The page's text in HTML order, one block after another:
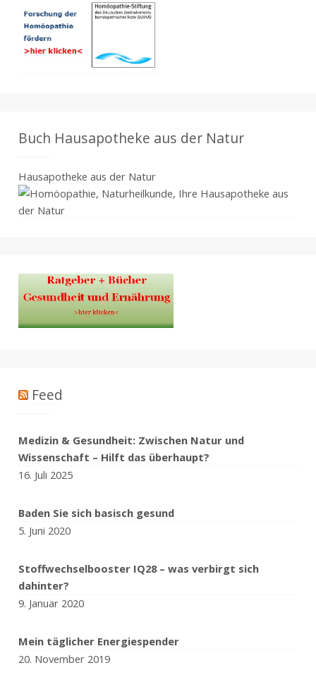
Buch Hausapotheke aus der Natur
Hausapotheke aus der Natur
Feed
Medizin & Gesundheit: Zwischen Natur und
Wissenschaft – Hilft das überhaupt?
16. Juli 2025
Baden Sie sich basisch gesund
5. Juni 2020
Stoffwechselbooster IQ28 – was verbirgt sich
dahinter?
9. Januar 2020
Mein täglicher Energiespender
20. November 2019